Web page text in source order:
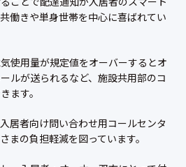
働きや単身世帯を中心に喜ばれてい
使用量が規定値をオーバーするとオ
ルが送られるなど、施設共用部のコ
ます。
居者向け問い合わせ用コールセンタ
まの負担軽減を図っています。